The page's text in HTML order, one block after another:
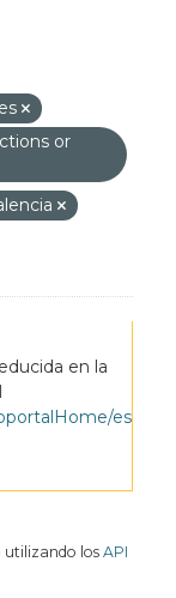
or
en la
es
utilizando los API